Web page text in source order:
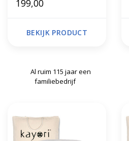
199,00
BEKIJK PRODUCT
Al ruim 115 jaar een
familiebedrijf